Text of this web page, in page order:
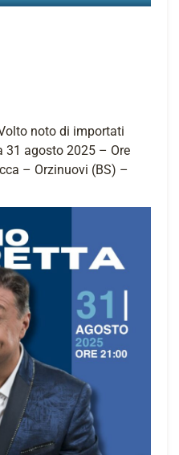
noto di importati
agosto 2025 – Ore
– Orzinuovi (BS) –